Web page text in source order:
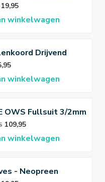
19,95
winkelwagen
Drijvend
winkelwagen
OWS Fullsuit 3/2mm
109,95
winkelwagen
- Neopreen